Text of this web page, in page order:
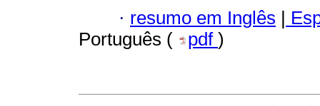
· resumo em Inglês |
Português (
pdf )